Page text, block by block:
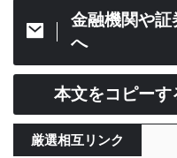
金融機関や
へ
本文をコピーす
厳選相互リンク